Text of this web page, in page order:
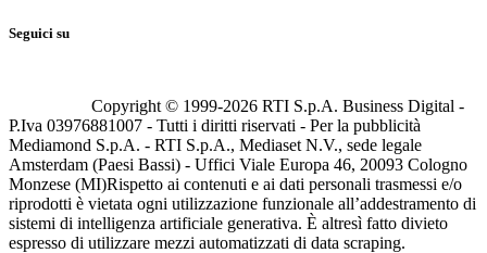
Seguici su
Copyright © 1999-2026 RTI S.p.A. Business Digital -
P.Iva 03976881007 - Tutti i diritti riservati - Per la pubblicità
Mediamond S.p.A. - RTI S.p.A., Mediaset N.V., sede legale
Amsterdam (Paesi Bassi) - Uffici Viale Europa 46, 20093 Cologno
Monzese (MI)Rispetto ai contenuti e ai dati personali trasmessi e/o
riprodotti è vietata ogni utilizzazione funzionale all’addestramento di
sistemi di intelligenza artificiale generativa. È altresì fatto divieto
espresso di utilizzare mezzi automatizzati di data scraping.